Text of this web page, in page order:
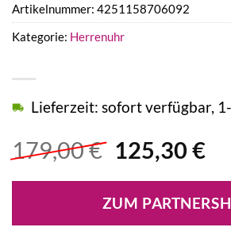
179,00€
war:
179,00 €
125,30 €
Lieferzeit: sofort verfügbar,
ZUM
Artikelnummer: 4251158706092
Kategorie: Herrenuhr